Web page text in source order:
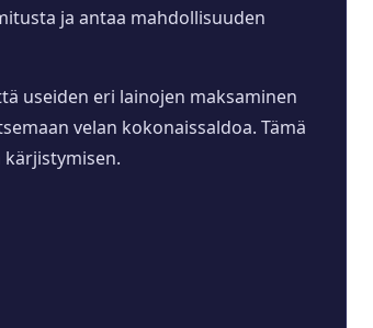
ja antaa mahdollisuuden
useiden eri lainojen maksaminen
velan kokonaissaldoa. Tämä